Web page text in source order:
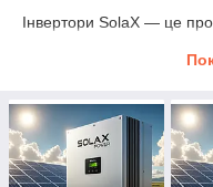
Інвертори SolaX — це
функції керування,
Компанія SolaX Power є
виробників інверторів
промислових сонячних
асортимент рішень для